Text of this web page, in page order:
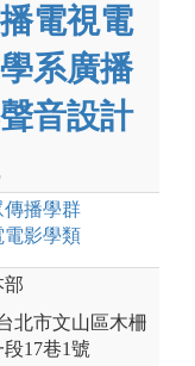
電視電
系廣播
音設計
傳播學群
電影學類
部
北市文山區木柵
段17巷1號